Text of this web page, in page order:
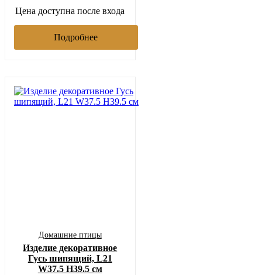
Цена доступна после входа
Подробнее
Домашние птицы
Изделие декоративное
Гусь шипящий, L21
W37.5 H39.5 см